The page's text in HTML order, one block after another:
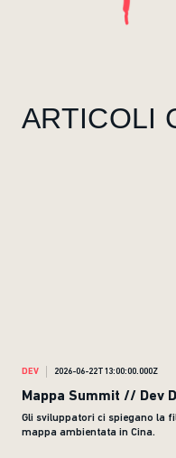
ARTICOLI
DEV 2026-06-22T13:00:00.000Z
Mappa Summit // Dev
Gli sviluppatori ci spiegano la
mappa ambientata in Cina.